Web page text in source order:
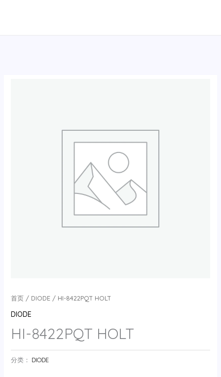
首页/ DIODE/ HI-8422PQT HOLT
DIODE
HI-8422PQT HOLT
分类： DIODE